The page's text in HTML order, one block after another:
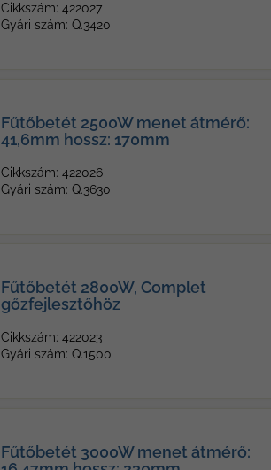
Cikkszám: 422027
Gyári szám: Q.3420
Fűtőbetét 2500W menet átmérő:
41,6mm hossz: 170mm
Cikkszám: 422026
Gyári szám: Q.3630
Fűtőbetét 2800W, Complet
gőzfejlesztőhöz
Cikkszám: 422023
Gyári szám: Q.1500
Fűtőbetét 3000W menet átmérő: